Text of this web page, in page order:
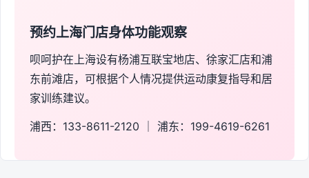
预约上海门店身体功能观察
呗呵护在上海设有杨浦互联宝地店、徐家汇店和浦
东前滩店，可根据个人情况提供运动康复指导和居
家训练建议。
浦西：133-8611-2120 ｜ 浦东：199-4619-6261